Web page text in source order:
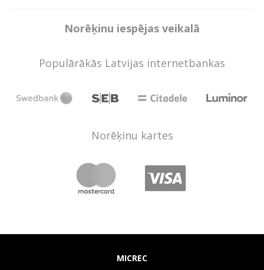
Norēķinu iespējas veikalā
Populārākās Latvijas internetbankas
Norēķinu kartes
MICREC